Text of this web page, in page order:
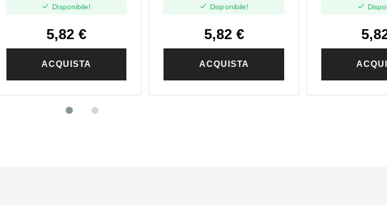
 Disponibile!
5,82 €
ACQUISTA
 Disponibile!
5,82 €
ACQUISTA
